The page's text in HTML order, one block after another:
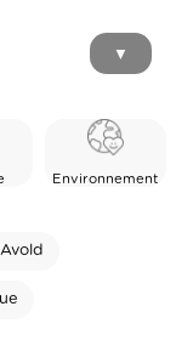
▼
Environnement